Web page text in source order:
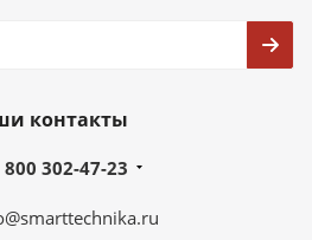
контакты
800 302-47-23